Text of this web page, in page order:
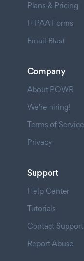
Plans & Pricing
HIPAA Forms
Email Blast
Company
About POWR
We're hiring!
Terms of Service
Privacy
Support
Help Center
Tutorials
Contact Support
Report Abuse